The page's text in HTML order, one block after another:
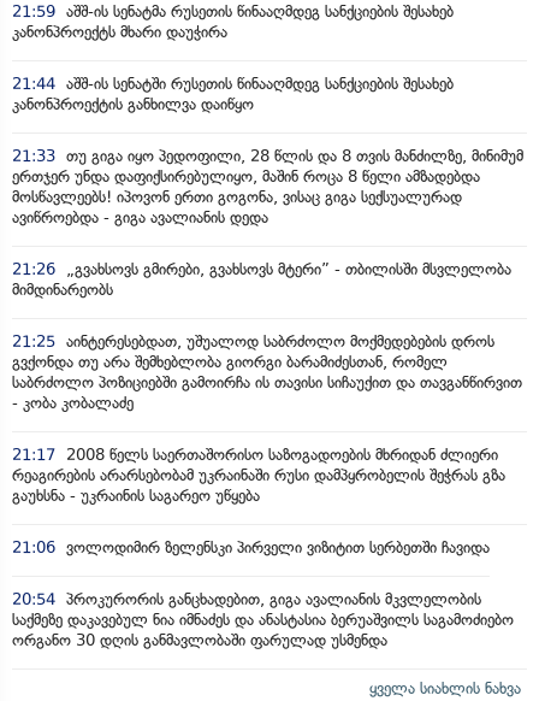
21:59 აშშ-ის სენატმა რუსეთის წინააღმდეგ სანქციების შესახებ
კანონპროექტს მხარი დაუჭირა
21:44 აშშ-ის სენატში რუსეთის წინააღმდეგ სანქციების შესახებ
კანონპროექტის განხილვა დაიწყო
21:33 თუ გიგა იყო პედოფილი, 28 წლის და 8 თვის მანძილზე, მინიმუმ
ერთჯერ უნდა დაფიქსირებულიყო, მაშინ როცა 8 წელი ამზადებდა
მოსწავლეებს! იპოვონ ერთი გოგონა, ვისაც გიგა სექსუალურად
ავიწროებდა - გიგა ავალიანის დედა
21:26
„გვახსოვს გმირები, გვახსოვს მტერი” - თბილისში მსვლელობა
მიმდინარეობს
21:25 აინტერესებდათ, უშუალოდ საბრძოლო მოქმედებების დროს
გვქონდა თუ არა შემხებლობა გიორგი ბარამიძესთან, რომელ
საბრძოლო პოზიციებში გამოირჩა ის თავისი სიჩაუქით და თავგანწირვით
- კობა კობალაძე
21:17
2008 წელს საერთაშორისო საზოგადოების მხრიდან ძლიერი
რეაგირების არარსებობამ უკრაინაში რუსი დამპყრობელის შეჭრას გზა
გაუხსნა - უკრაინის საგარეო უწყება
21:06 ვოლოდიმირ ზელენსკი პირველი ვიზიტით სერბეთში ჩავიდა
20:54 პროკურორის განცხადებით, გიგა ავალიანის მკვლელობის
საქმეზე დაკავებულ ნია იმნაძეს და ანასტასია ბერუაშვილს საგამოძიებო
ორგანო 30 დღის განმავლობაში ფარულად უსმენდა
ყველა სიახლის ნახვა